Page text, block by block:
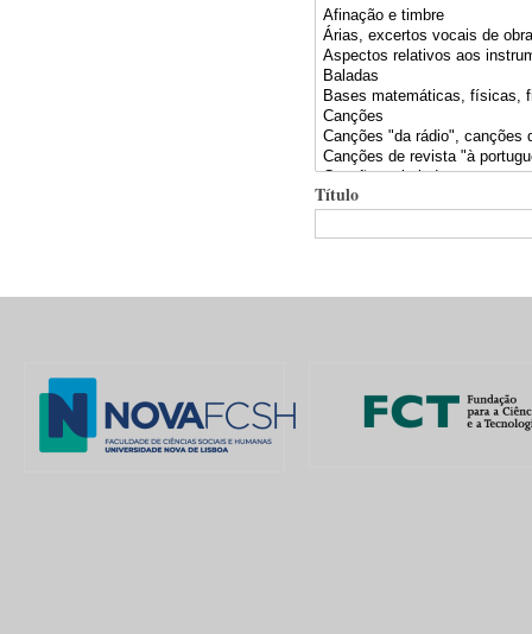
Título